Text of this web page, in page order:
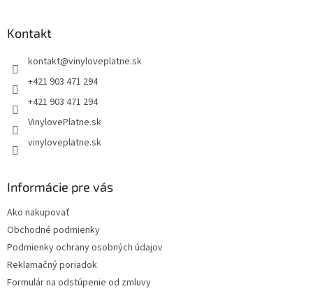
Kontakt
kontakt@vinyloveplatne.sk
+421 903 471 294
+421 903 471 294
VinylovePlatne.sk
vinyloveplatne.sk
Informácie pre vás
Ako nakupovať
Obchodné podmienky
Podmienky ochrany osobných údajov
Reklamačný poriadok
Formulár na odstúpenie od zmluvy